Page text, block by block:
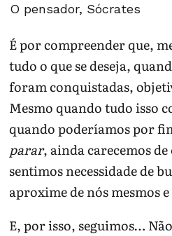
O pensador, Sócrates
É por compreender que,
tudo o que se deseja,
foram conquistadas,
Mesmo quando tudo isso
quando poderíamos por
parar, ainda carecemos
sentimos necessidade de
aproxime de nós mesmos
E, por isso, seguimos…